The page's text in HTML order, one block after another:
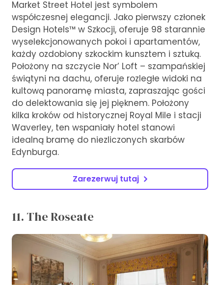
Market Street Hotel jest symbolem
współczesnej elegancji. Jako pierwszy członek
Design Hotels™ w Szkocji, oferuje 98 starannie
wyselekcjonowanych pokoi i apartamentów,
każdy ozdobiony szkockim kunsztem i sztuką.
Położony na szczycie Nor’ Loft – szampańskiej
świątyni na dachu, oferuje rozległe widoki na
kultową panoramę miasta, zapraszając gości
do delektowania się jej pięknem. Położony
kilka kroków od historycznej Royal Mile i stacji
Waverley, ten wspaniały hotel stanowi
idealną bramę do niezliczonych skarbów
Edynburga.
Zarezerwuj tutaj
11. The Roseate